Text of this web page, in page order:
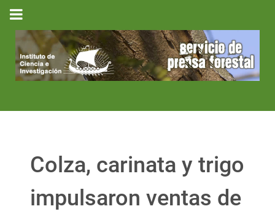
Colza, carinata y trigo
impulsaron ventas de